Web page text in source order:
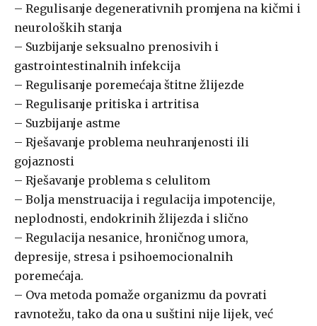
– Regulisanje degenerativnih promjena na kičmi i
neuroloških stanja
– Suzbijanje seksualno prenosivih i
gastrointestinalnih infekcija
– Regulisanje poremećaja štitne žlijezde
– Regulisanje pritiska i artritisa
– Suzbijanje astme
– Rješavanje problema neuhranjenosti ili
gojaznosti
– Rješavanje problema s celulitom
– Bolja menstruacija i regulacija impotencije,
neplodnosti, endokrinih žlijezda i slično
– Regulacija nesanice, hroničnog umora,
depresije, stresa i psihoemocionalnih
poremećaja.
– Ova metoda pomaže organizmu da povrati
ravnotežu, tako da ona u suštini nije lijek, već